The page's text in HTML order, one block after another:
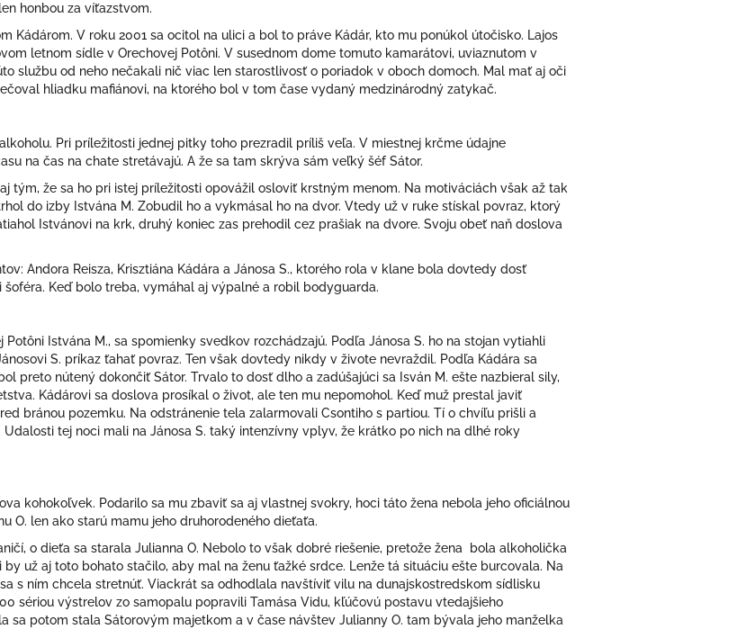
honbou za víťazstvom.
Kádárom. V roku 2001 sa ocitol na ulici a bol to práve Kádár, kto mu ponúkol útočisko. Lajos
letnom sídle v Orechovej Potôni. V susednom dome tomuto kamarátovi, uviaznutom v
službu od neho nečakali nič viac len starostlivosť o poriadok v oboch domoch. Mal mať aj oči
hliadku mafiánovi, na ktorého bol v tom čase vydaný medzinárodný zatykač.
Pri príležitosti jednej pitky toho prezradil príliš veľa. V miestnej krčme údajne
na čas na chate stretávajú. A že sa tam skrýva sám veľký šéf Sátor.
tým, že sa ho pri istej príležitosti opovážil osloviť krstným menom. Na motiváciách však až tak
do izby Istvána M. Zobudil ho a vykmásal ho na dvor. Vtedy už v ruke stískal povraz, ktorý
Istvánovi na krk, druhý koniec zas prehodil cez prašiak na dvore. Svoju obeť naň doslova
Andora Reisza, Krisztiána Kádára a Jánosa S., ktorého rola v klane bola dovtedy dosť
šoféra. Keď bolo treba, vymáhal aj výpalné a robil bodyguarda.
Istvána M., sa spomienky svedkov rozchádzajú. Podľa Jánosa S. ho na stojan vytiahli
S. príkaz ťahať povraz. Ten však dovtedy nikdy v živote nevraždil. Podľa Kádára sa
preto nútený dokončiť Sátor. Trvalo to dosť dlho a zadúšajúci sa Isván M. ešte nazbieral sily,
Kádárovi sa doslova prosíkal o život, ale ten mu nepomohol. Keď muž prestal javiť
bránou pozemku. Na odstránenie tela zalarmovali Csontiho s partiou. Tí o chvíľu prišli a
tej noci mali na Jánosa S. taký intenzívny vplyv, že krátko po nich na dlhé roky
kohokoľvek. Podarilo sa mu zbaviť sa aj vlastnej svokry, hoci táto žena nebola jeho oficiálnou
O. len ako starú mamu jeho druhorodeného dieťaťa.
o dieťa sa starala Julianna O. Nebolo to však dobré riešenie, pretože žena
bola alkoholička
už aj toto bohato stačilo, aby mal na ženu ťažké srdce. Lenže tá situáciu ešte burcovala. Na
s ním chcela stretnúť. Viackrát sa odhodlala navštíviť vilu na dunajskostredskom sídlisku
sériou výstrelov zo samopalu popravili Tamása Vidu, kľúčovú postavu vtedajšieho
sa potom stala Sátorovým majetkom a v čase návštev Julianny O. tam bývala jeho manželka